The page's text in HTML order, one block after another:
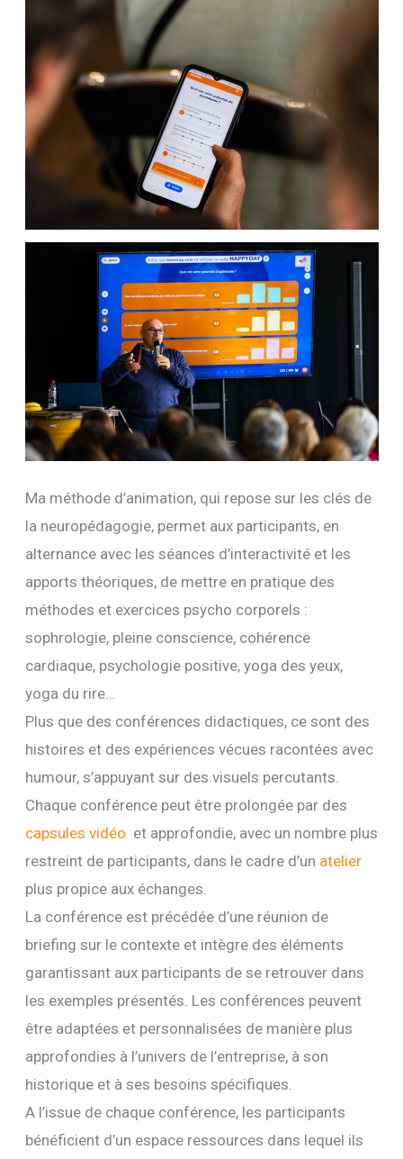
Ma méthode d’animation, qui repose sur les clés de
la neuropédagogie, permet aux participants, en
alternance avec les séances d’interactivité et les
apports théoriques, de mettre en pratique des
méthodes et exercices psycho corporels :
sophrologie, pleine conscience, cohérence
cardiaque, psychologie positive, yoga des yeux,
yoga du rire…
Plus que des conférences didactiques, ce sont des
histoires et des expériences vécues racontées avec
humour, s’appuyant sur des visuels percutants.
Chaque conférence peut être prolongée par des
capsules vidéo et approfondie, avec un nombre plus
restreint de participants, dans le cadre d’un atelier
plus propice aux échanges.
La conférence est précédée d’une réunion de
briefing sur le contexte et intègre des éléments
garantissant aux participants de se retrouver dans
les exemples présentés. Les conférences peuvent
être adaptées et personnalisées de manière plus
approfondies à l’univers de l’entreprise, à son
historique et à ses besoins spécifiques.
A l’issue de chaque conférence, les participants
bénéficient d’un espace ressources dans lequel ils